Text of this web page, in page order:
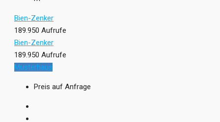
Bien-Zenker
189.950 Aufrufe
Bien-Zenker
189.950 Aufrufe
Musterhaus
Preis auf Anfrage